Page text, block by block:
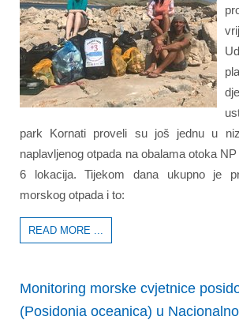
park Kornati proveli su još jednu u
naplavljenog otpada na obalama otoka
6 lokacija. Tijekom dana ukupno je
morskog otpada i to:
READ MORE ...
Monitoring morske cvjetnice
(Posidonia oceanica) u